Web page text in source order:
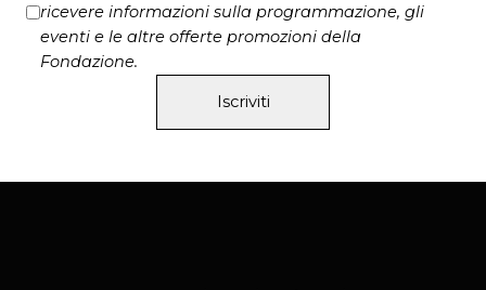
ricevere informazioni sulla programmazione, gli
eventi e le altre offerte promozioni della
Fondazione.
Iscriviti